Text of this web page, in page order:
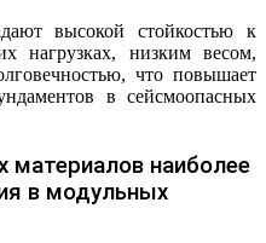
высокой стойкостью к
нагрузках, низким весом,
что повышает
в сейсмоопасных
материалов наиболее
в модульных